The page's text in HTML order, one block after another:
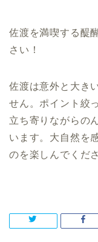
佐渡を満喫する醍
さい！
佐渡は意外と大き
せん。ポイント絞
立ち寄りながらの
います。大自然を
のを楽しんでくだ